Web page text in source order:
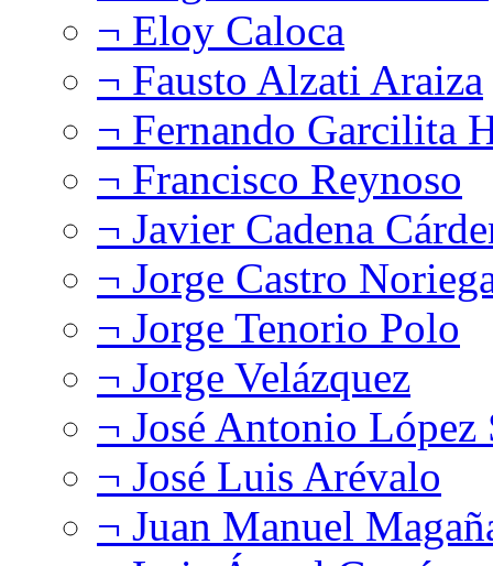
¬ Eloy Caloca
¬ Fausto Alzati Araiza
¬ Fernando Garcilita
¬ Francisco Reynoso
¬ Javier Cadena
¬ Jorge Castro
¬ Jorge Tenorio Polo
¬ Jorge Velázquez
¬ José Antonio López
¬ José Luis Arévalo
¬ Juan Manuel